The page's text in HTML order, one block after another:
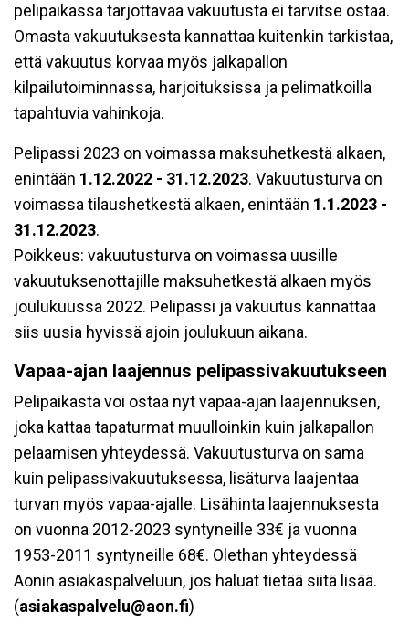
pelipaikassa tarjottavaa vakuutusta ei tarvitse ostaa.
Omasta vakuutuksesta kannattaa kuitenkin tarkistaa,
että vakuutus korvaa myös jalkapallon
kilpailutoiminnassa, harjoituksissa ja pelimatkoilla
tapahtuvia vahinkoja.
Pelipassi 2023 on voimassa maksuhetkestä alkaen,
enintään 1.12.2022 - 31.12.2023. Vakuutusturva on
voimassa tilaushetkestä alkaen, enintään 1.1.2023 -
31.12.2023.
Poikkeus: vakuutusturva on voimassa uusille
vakuutuksenottajille maksuhetkestä alkaen myös
joulukuussa 2022. Pelipassi ja vakuutus kannattaa
siis uusia hyvissä ajoin joulukuun aikana.
Vapaa-ajan laajennus pelipassivakuutukseen
Pelipaikasta voi ostaa nyt vapaa-ajan laajennuksen,
joka kattaa tapaturmat muulloinkin kuin jalkapallon
pelaamisen yhteydessä. Vakuutusturva on sama
kuin pelipassivakuutuksessa, lisäturva laajentaa
turvan myös vapaa-ajalle. Lisähinta laajennuksesta
on vuonna 2012-2023 syntyneille 33€ ja vuonna
1953-2011 syntyneille 68€. Olethan yhteydessä
Aonin asiakaspalveluun, jos haluat tietää siitä lisää.
(asiakaspalvelu@aon.fi)